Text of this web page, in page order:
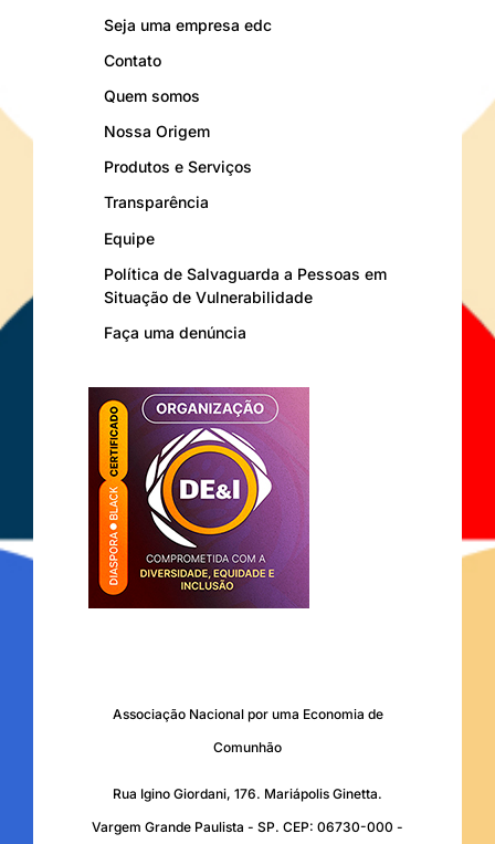
Seja uma empresa edc
Contato
Quem somos
Nossa Origem
Produtos e Serviços
Transparência
Equipe
Política de Salvaguarda a Pessoas em
Situação de Vulnerabilidade
Faça uma denúncia
Associação Nacional por uma Economia de
Comunhão
Rua Igino Giordani, 176. Mariápolis Ginetta.
Vargem Grande Paulista - SP. CEP: 06730-000 -